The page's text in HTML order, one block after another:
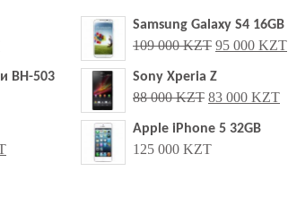
BH-503
Samsung Galaxy S4 16GB
109 000 KZT 95 000 KZT
Sony Xperia Z
88 000 KZT 83 000 KZT
Apple iPhone 5 32GB
125 000 KZT